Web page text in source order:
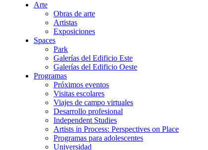
Arte
Obras de arte
Artistas
Exposiciones
Spaces
Park
Galerías del Edificio Este
Galerías del Edificio Oeste
Programas
Próximos eventos
Visitas escolares
Viajes de campo virtuales
Desarrollo profesional
Independent Studies
Artists in Process: Perspectives on Place
Programas para adolescentes
Universidad